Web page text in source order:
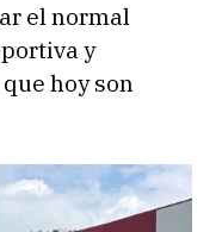
el normal
y
hoy son